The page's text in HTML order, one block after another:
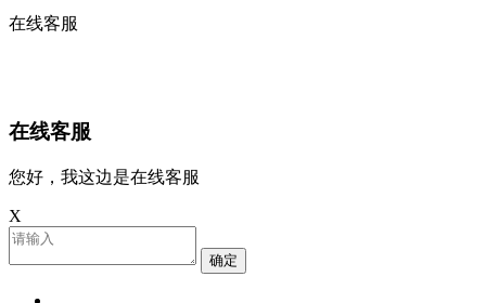
在线客服
在线客服
您好，我这边是在线客服
X
确定